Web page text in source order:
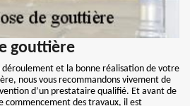
gouttière
déroulement et la bonne réalisation de votre
nous vous recommandons vivement de
d’un prestataire qualifié. Et avant de
commencement des travaux, il est